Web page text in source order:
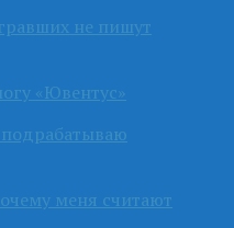
не пишут
«Ювентус»
меня считают